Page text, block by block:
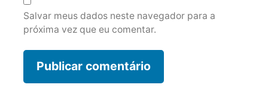
Salvar meus dados neste navegador para a
próxima vez que eu comentar.